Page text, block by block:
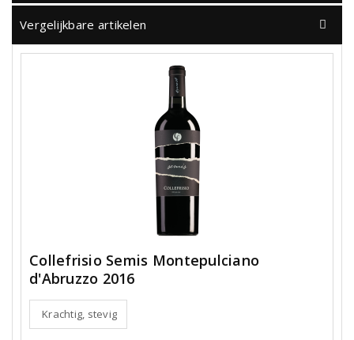
Vergelijkbare artikelen
Collefrisio Semis Montepulciano
d'Abruzzo 2016
Krachtig, stevig